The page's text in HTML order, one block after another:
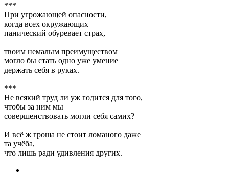
***
При угрожающей опасности,
когда всех окружающих
панический обуревает страх,
твоим немалым преимуществом
могло бы стать одно уже умение
держать себя в руках.
***
Не всякий труд ли уж годится для того,
чтобы за ним мы
совершенствовать могли себя самих?
И всё ж гроша не стоит ломаного даже
та учёба,
что лишь ради удивления других.